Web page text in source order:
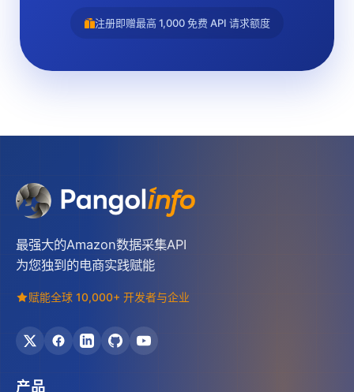
注册即赠最高 1,000 免费 API 请求额度
最强大的Amazon数据采集API
为您独到的电商实践赋能
赋能全球 10,000+ 开发者与企业
产品